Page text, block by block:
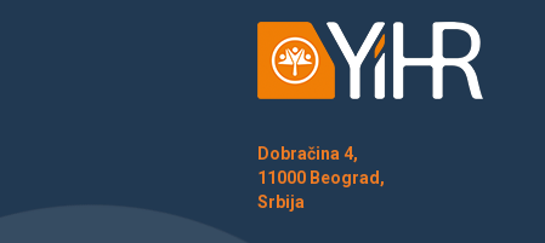
Dobračina 4,
11000 Beograd,
Srbija